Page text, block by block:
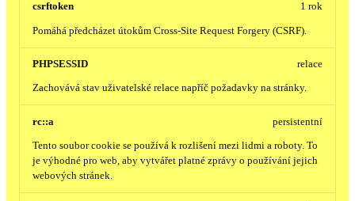
csrftoken
Pomáhá předcházet útokům Cross-Site Request Forgery (CSRF).
1 rok
PHPSESSID
Zachovává stav uživatelské relace napříč požadavky na stránky.
relace
rc::a
Tento soubor cookie se používá k rozlišení mezi lidmi a roboty. To
je výhodné pro web, aby vytvářet platné zprávy o používání jejich
webových stránek.
persistentní